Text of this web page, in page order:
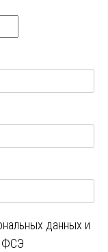
данных и
ФСЭ